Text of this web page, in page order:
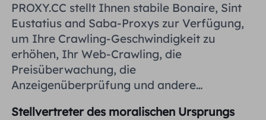
Russland
Weitere Integrationen
हिंदी
Português
PROXY.CC stellt Ihnen stabile Bonaire, Sint
Eustatius and Saba-Proxys zur Verfügung,
um Ihre Crawling-Geschwindigkeit zu
erhöhen, Ihr Web-Crawling, die
Preisüberwachung, die
Anzeigenüberprüfung und andere
Stellvertreter des moralischen Ursprungs